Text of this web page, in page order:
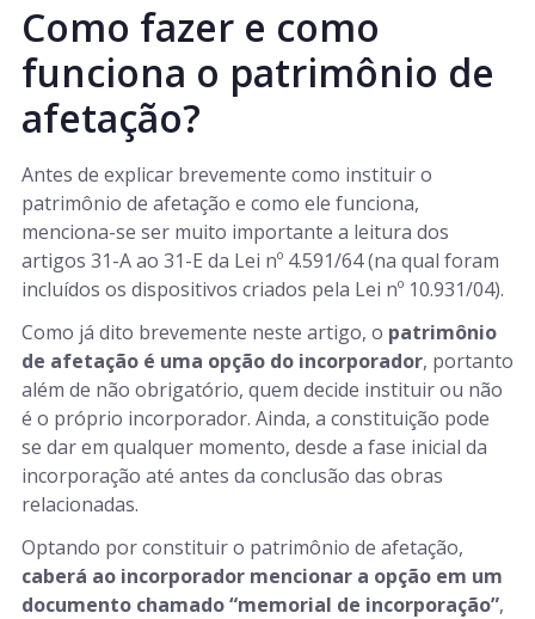
Como fazer e como
funciona o patrimônio de
afetação?
Antes de explicar brevemente como instituir o
patrimônio de afetação e como ele funciona,
menciona-se ser muito importante a leitura dos
artigos 31-A ao 31-E da Lei nº 4.591/64 (na qual foram
incluídos os dispositivos criados pela Lei nº 10.931/04).
Como já dito brevemente neste artigo, o patrimônio
de afetação é uma opção do incorporador, portanto
além de não obrigatório, quem decide instituir ou não
é o próprio incorporador. Ainda, a constituição pode
se dar em qualquer momento, desde a fase inicial da
incorporação até antes da conclusão das obras
relacionadas.
Optando por constituir o patrimônio de afetação,
caberá ao incorporador mencionar a opção em um
documento chamado “memorial de incorporação”,